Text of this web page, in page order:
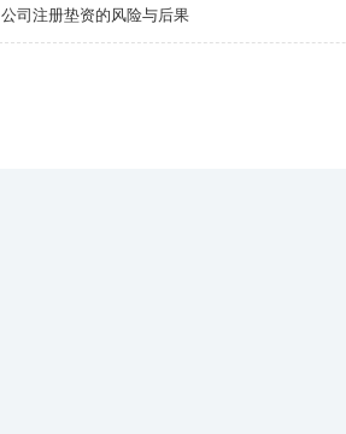
公司注册垫资的风险与后果